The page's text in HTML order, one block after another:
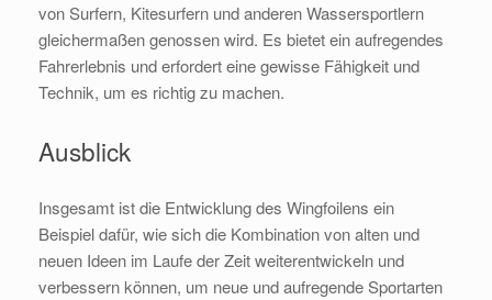
von Surfern, Kitesurfern und anderen Wassersportlern
gleichermaßen genossen wird. Es bietet ein aufregendes
Fahrerlebnis und erfordert eine gewisse Fähigkeit und
Technik, um es richtig zu machen.
Ausblick
Insgesamt ist die Entwicklung des Wingfoilens ein
Beispiel dafür, wie sich die Kombination von alten und
neuen Ideen im Laufe der Zeit weiterentwickeln und
verbessern können, um neue und aufregende Sportarten